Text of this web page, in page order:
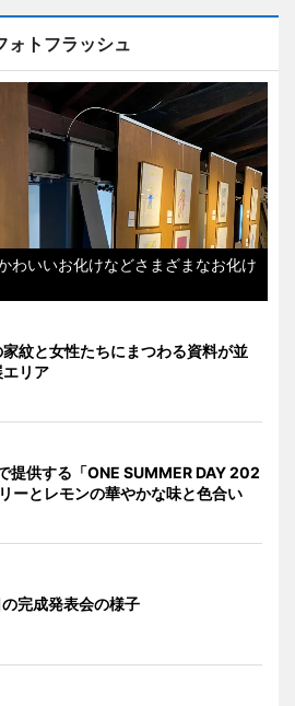
ォトフラッシュ
わいいお化けなどさまざまなお化け
紋と女性たちにまつわる資料が並
リア
提供する「ONE SUMMER DAY 202
ーとレモンの華やかな味と色合い
完成発表会の様子